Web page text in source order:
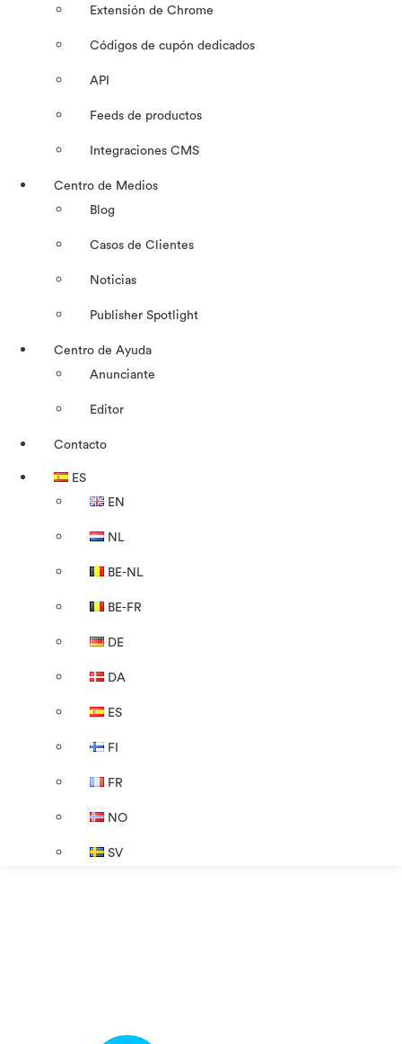
Extensión de Chrome
Códigos de cupón dedicados
API
Feeds de productos
Integraciones CMS
Centro de Medios
Blog
Casos de Clientes
Noticias
Publisher Spotlight
Centro de Ayuda
Anunciante
Editor
Contacto
ES
EN
NL
BE-NL
BE-FR
DE
DA
ES
FI
FR
NO
SV